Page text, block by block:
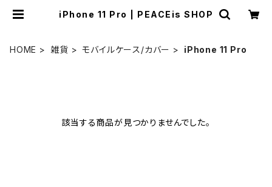
iPhone 11 Pro | PEACEis SHOP
HOME 雑貨 モバイルケース/カバー iPhone 11 Pro
該当する商品が見つかりませんでした。